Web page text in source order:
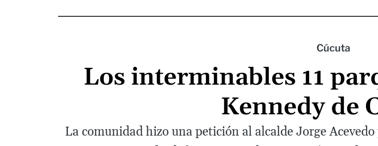
Cúcuta
Los interminables 11
Kennedy de
La comunidad hizo una petición al alcalde Jorge